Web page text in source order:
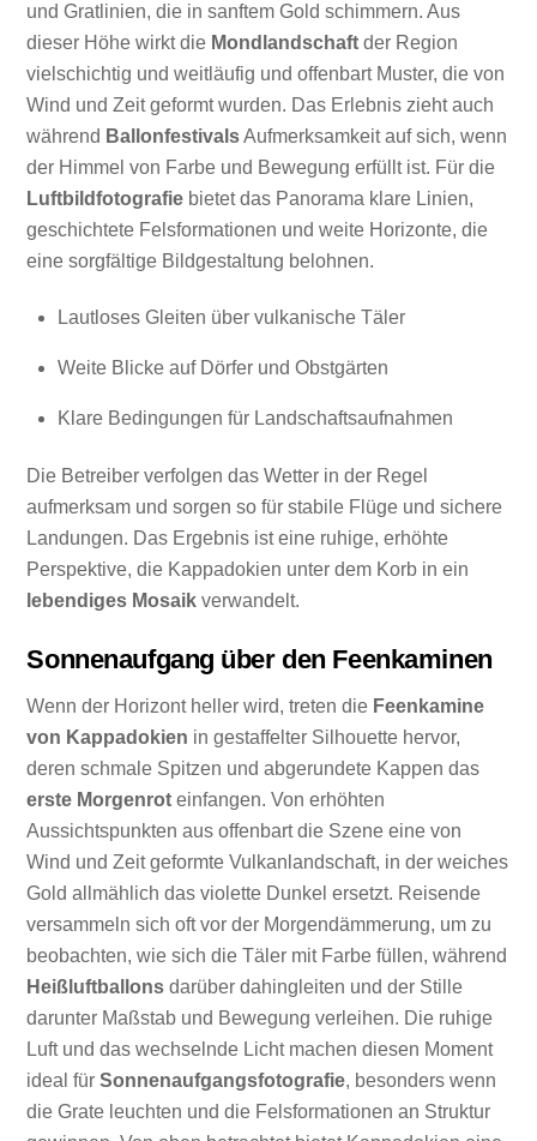
und Gratlinien, die in sanftem Gold schimmern. Aus
dieser Höhe wirkt die Mondlandschaft der Region
vielschichtig und weitläufig und offenbart Muster, die von
Wind und Zeit geformt wurden. Das Erlebnis zieht auch
während BallonfestivalsAufmerksamkeit auf sich, wenn
der Himmel von Farbe und Bewegung erfüllt ist. Für die
Luftbildfotografie bietet das Panorama klare Linien,
geschichtete Felsformationen und weite Horizonte, die
eine sorgfältige Bildgestaltung belohnen.
Lautloses Gleiten über vulkanische Täler
Weite Blicke auf Dörfer und Obstgärten
Klare Bedingungen für Landschaftsaufnahmen
Die Betreiber verfolgen das Wetter in der Regel
aufmerksam und sorgen so für stabile Flüge und sichere
Landungen. Das Ergebnis ist eine ruhige, erhöhte
Perspektive, die Kappadokien unter dem Korb in ein
lebendiges Mosaik verwandelt.
Sonnenaufgang über den Feenkaminen
Wenn der Horizont heller wird, treten die Feenkamine
von Kappadokien in gestaffelter Silhouette hervor,
deren schmale Spitzen und abgerundete Kappen das
erste Morgenrot einfangen. Von erhöhten
Aussichtspunkten aus offenbart die Szene eine von
Wind und Zeit geformte Vulkanlandschaft, in der weiches
Gold allmählich das violette Dunkel ersetzt. Reisende
versammeln sich oft vor der Morgendämmerung, um zu
beobachten, wie sich die Täler mit Farbe füllen, während
Heißluftballons darüber dahingleiten und der Stille
darunter Maßstab und Bewegung verleihen. Die ruhige
Luft und das wechselnde Licht machen diesen Moment
ideal fürSonnenaufgangsfotografie, besonders wenn
die Grate leuchten und die Felsformationen an Struktur